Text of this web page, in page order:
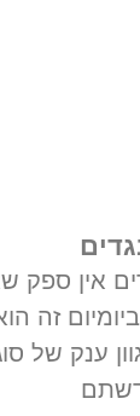
אין ספק
זה
ענק של